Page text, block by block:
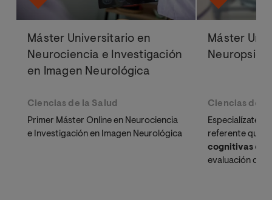
Máster Universitario en
Neurociencia e Investigación
en Imagen Neurológica
Ciencias de la Salud
Primer Máster Online en Neurociencia
e Investigación en Imagen Neurológica
Máster
Ciencias de
Especialízate
referente que
cognitivas
evaluación